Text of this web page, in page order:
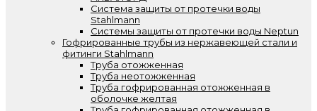
Система защиты от протечки воды
Stahlmann
Системы защиты от протечки воды Neptun
Гофрированные трубы из нержавеющей стали и
фитинги Stahlmann
Труба отожженная
Труба неотожженная
Труба гофрированная отожженная в
оболочке желтая